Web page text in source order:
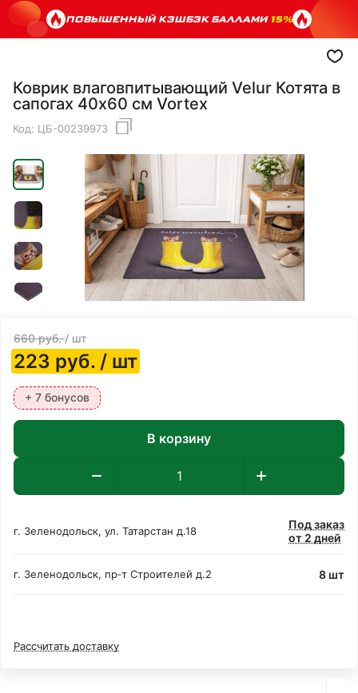
ПОВЫШЕННЫЙ КЭШБЭК БАЛЛАМИ15%
Коврик влаговпитывающий Velur Котята в
сапогах 40х60 см Vortex
Код: ЦБ-00239973
660руб. / шт
223 руб. / шт
+ 7 бонусов
В корзину
г. Зеленодольск, ул. Татарстан д.18
Под заказ
от 2 дней
г. Зеленодольск, пр‑т Строителей д.2 8 шт
Рассчитать доставку